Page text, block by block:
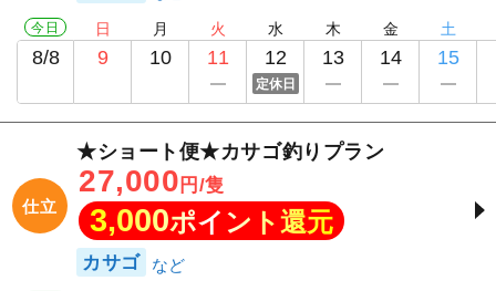
今日
8/8
日
9
月
10
火
11
水
12
定休日
木
13
金
14
土
15
仕立
★ショート便★カサゴ釣りプラン
27,000 円/隻
3,000ポイント還元
カサゴ